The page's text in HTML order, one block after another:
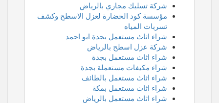
شركة تسليك مجاري بالرياض
مؤسسة كود الحضارة لعزل الاسطح وكشف
تسربات المياه
شراء اثاث مستعمل بجدة ابو احمد
شركة عزل اسطح بالرياض
شراء اثاث مستعمل بجدة
شراء مكيفات مستعملة بجدة
شراء اثاث مستعمل بالطائف
شراء اثاث مستعمل بمكة
شراء اثاث مستعمل بالرياض